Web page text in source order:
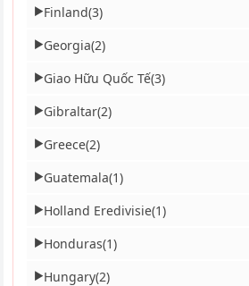
▶Finland(3)
▶Georgia(2)
▶Giao Hữu Quốc Tế(3)
▶Gibraltar(2)
▶Greece(2)
▶Guatemala(1)
▶Holland Eredivisie(1)
▶Honduras(1)
▶Hungary(2)